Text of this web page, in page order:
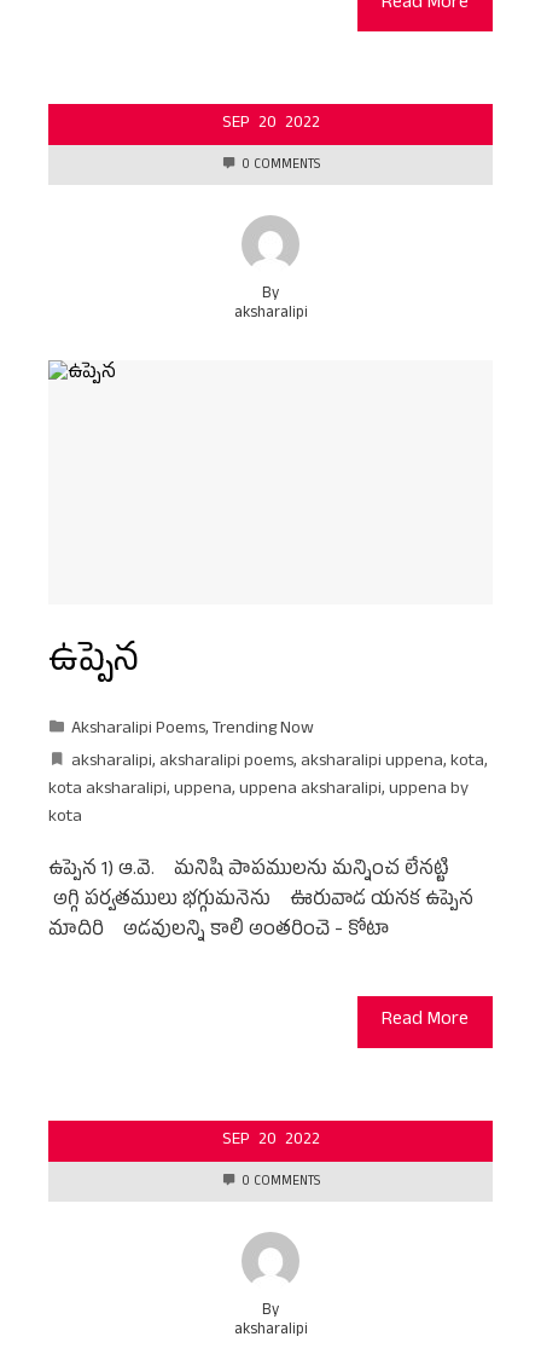
SEP 20 2022
0 COMMENTS
By
aksharalipi
ఉప్పెన
Aksharalipi Poems,Trending Now
aksharalipi, aksharalipi poems, aksharalipi uppena,kota,
kota aksharalipi,uppena,uppena aksharalipi,uppena by
kota
ఉప్పెన 1) ఆ.వె. మనిషి పాపములను మన్నించ లేనట్టి
అగ్గి పర్వతములు భగ్గుమనెను ఊరువాడ యనక ఉప్పెన
మాదిరి అడవులన్ని కాలి అంతరించె - కోటా
Read More
SEP 20 2022
0 COMMENTS
By
aksharalipi